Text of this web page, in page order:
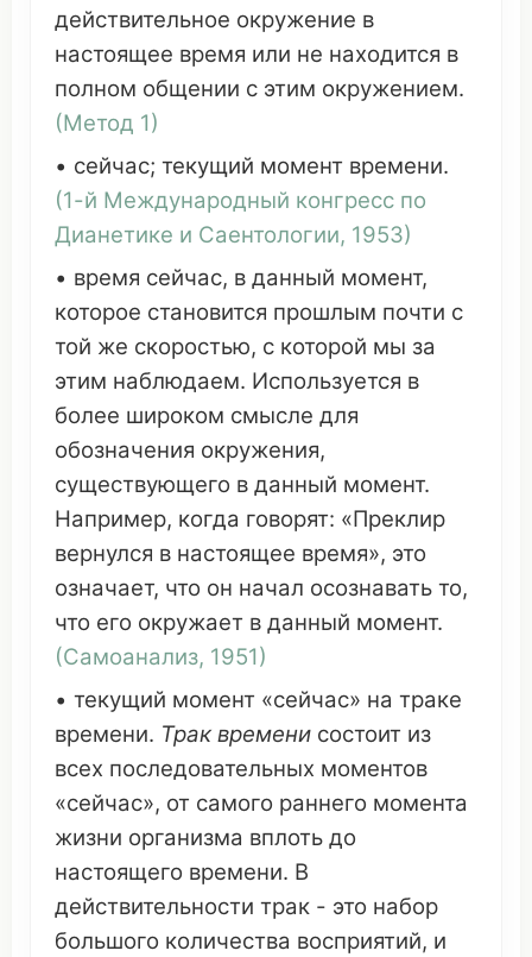
действительное окружение в
настоящее время или не находится в
полном общении с этим окружением.
(Метод 1)
• сейчас; текущий момент времени.
(1-й Международный конгресс по
Дианетике и Саентологии, 1953)
• время сейчас, в данный момент,
которое становится прошлым почти с
той же скоростью, с которой мы за
этим наблюдаем. Используется в
более широком смысле для
обозначения окружения,
существующего в данный момент.
Например, когда говорят: «Преклир
вернулся в настоящее время», это
означает, что он начал осознавать то,
что его окружает в данный момент.
(Самоанализ, 1951)
• текущий момент «сейчас» на траке
времени. Трак времени состоит из
всех последовательных моментов
«сейчас», от самого раннего момента
жизни организма вплоть до
настоящего времени. В
действительности трак - это набор
большого количества восприятий, и